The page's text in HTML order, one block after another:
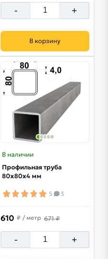
- +
В корзину
В наличии
Профильная труба
80х80х4 мм
5 3
610 ₽ / метр 671 ₽
- +